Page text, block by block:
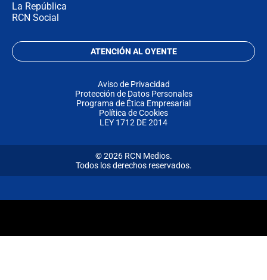
La República
RCN Social
ATENCIÓN AL OYENTE
Aviso de Privacidad
Protección de Datos Personales
Programa de Ética Empresarial
Política de Cookies
LEY 1712 DE 2014
© 2026 RCN Medios.
Todos los derechos reservados.